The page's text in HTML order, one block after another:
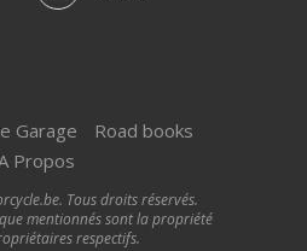
Garage
Road books
Propos
Tous droits réservés.
mentionnés sont la propriété
respectifs.